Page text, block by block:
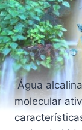
Água
molecular